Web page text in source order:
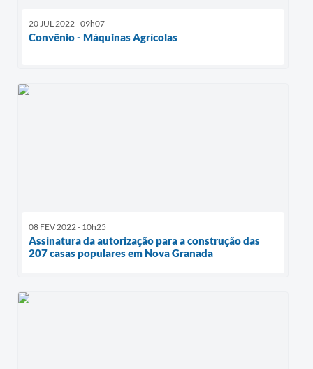
20 JUL 2022 - 09h07
Convênio - Máquinas Agrícolas
08 FEV 2022 - 10h25
Assinatura da autorização para a construção das
207 casas populares em Nova Granada